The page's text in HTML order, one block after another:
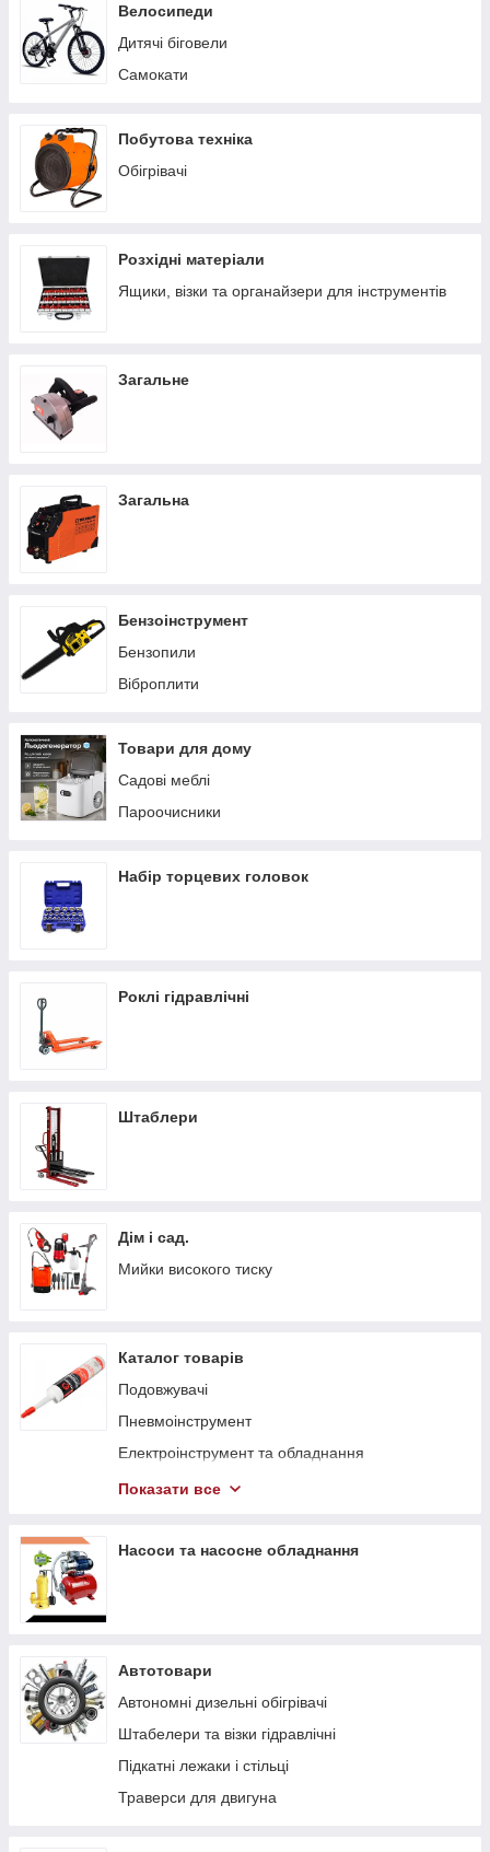
Теплиці/парники
Вольєри
Ручні сівалки
Велосипеди
Дитячі біговели
Самокати
Побутова техніка
Обігрівачі
Розхідні матеріали
Ящики, візки та органайзери для інструментів
Загальне
Загальна
Бензоінструмент
Бензопили
Віброплити
Товари для дому
Садові меблі
Пароочисники
Набір торцевих головок
Роклі гідравлічні
Штаблери
Дім і сад.
Мийки високого тиску
Каталог товарів
Подовжувачі
Пневмоінструмент
Електроінструмент та обладнання
Компресори
Показати все
Насоси та насосне обладнання
Автотовари
Автономні дизельні обігрівачі
Штабелери та візки гідравлічні
Підкaтні лeжaки і cтільці
Траверси для двигуна